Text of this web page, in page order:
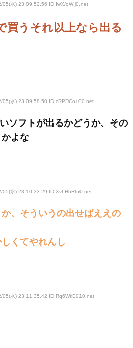
05(水) 23:09:52.56 ID:IwX/oWIj0 .net
買うそれ以上なら出る
05(水) 23:09:58.50 ID:cRPDCo+00 .net
ソフトが出るかどうか、その
よな
05(水) 23:10:33.29 ID:XvLHbRtu0 .net
、そういうの出せばええの
くてやれんし
05(水) 23:11:35.42 ID:Rq6WkE010 .net